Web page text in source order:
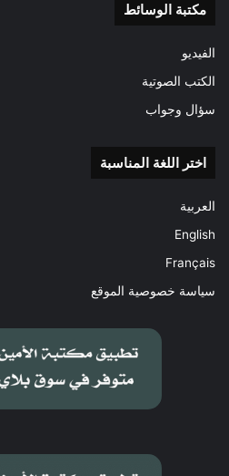
مكتبة الوسائط
الفيديو
الكتب الصوتية
سؤال وجواب
اختر اللغة المناسبة
العربية
English
Français
سياسة خصوصية الموقع